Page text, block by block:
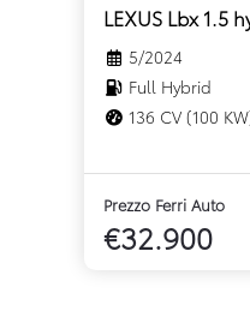
LEXUS Lbx 1.5
5/2024
Full Hybrid
136 CV (100
Prezzo Ferri Auto
€32.900